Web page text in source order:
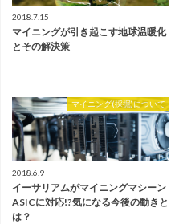
2018.7.15
マイニングが引き起こす地球温暖化
とその解決策
マイニング(採掘)について
2018.6.9
イーサリアムがマイニングマシーン
ASICに対応!?気になる今後の動きと
は？